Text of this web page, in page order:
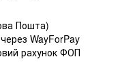
Пошта)
WayForPay
рахунок ФОП